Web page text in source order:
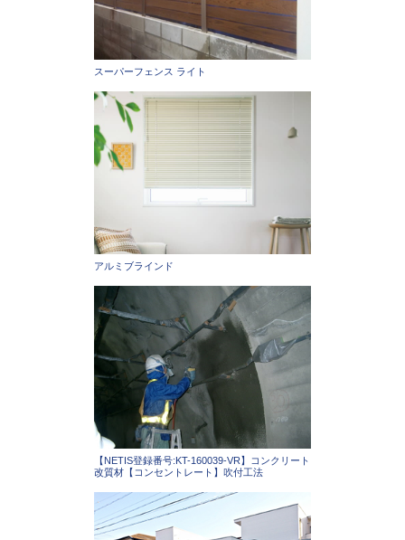
スーパーフェンス ライト
アルミブラインド
【NETIS登録番号:KT-160039-VR】コンクリート
改質材【コンセントレート】吹付工法